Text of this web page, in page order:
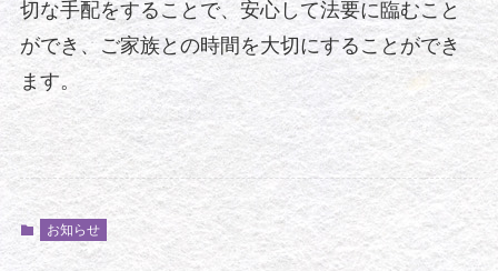
切な手配をすることで、安心して法要に臨むこと
ができ、ご家族との時間を大切にすることができ
ます。
お知らせ